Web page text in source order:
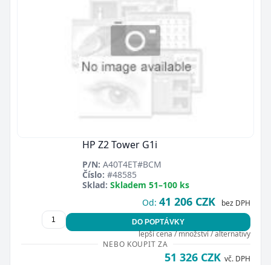
HP Z2 Tower G1i
P/N: A40T4ET#BCM
Číslo: #48585
Sklad: Skladem 51–100 ks
Od: 41 206 CZK bez DPH
DO POPTÁVKY
lepší cena / množství / alternativy
NEBO KOUPIT ZA
51 326 CZK vč. DPH